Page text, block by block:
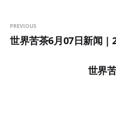
PREVIOUS
世界苦茶6月07日新闻 |
世界